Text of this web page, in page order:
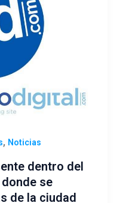
, Noticias
dentro del
se
de la ciudad